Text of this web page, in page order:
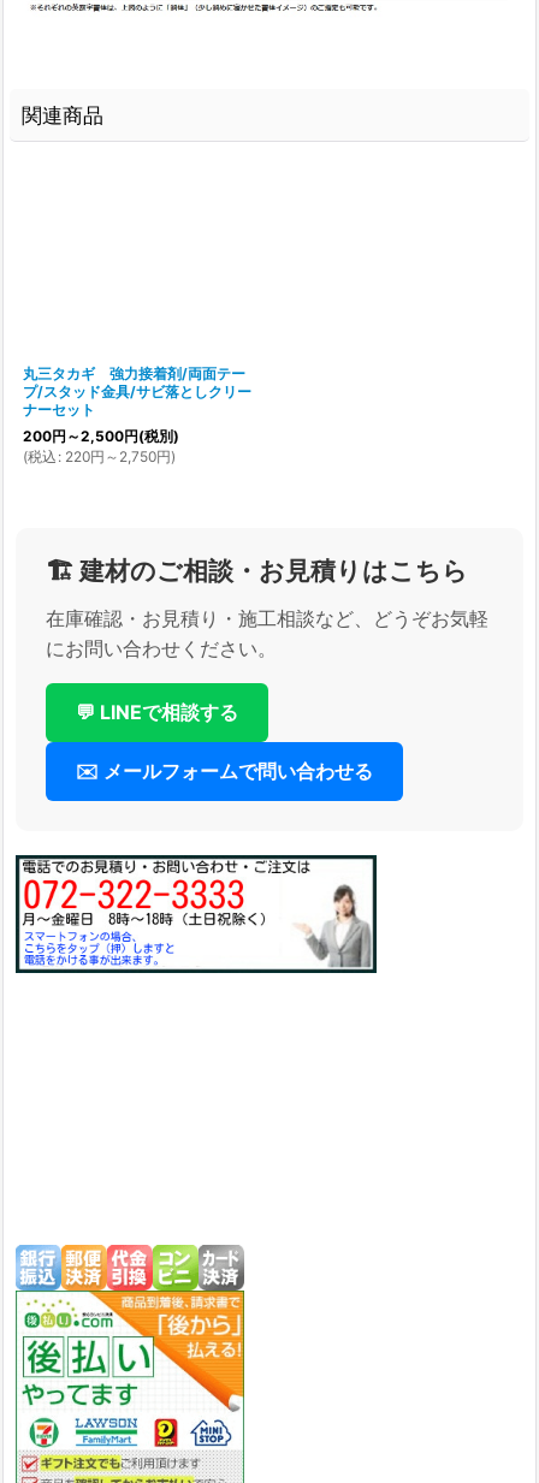
関連商品
丸三タカギ 強力接着剤/両面テー
プ/スタッド金具/サビ落としクリー
ナーセット
200円 ～2,500円(税別)
(税込 : 220円 ～2,750円)
🏗️ 建材のご相談・お見積りはこちら
在庫確認・お見積り・施工相談など、どうぞお気軽
にお問い合わせください。
💬 LINEで相談する
✉️ メールフォームで問い合わせる